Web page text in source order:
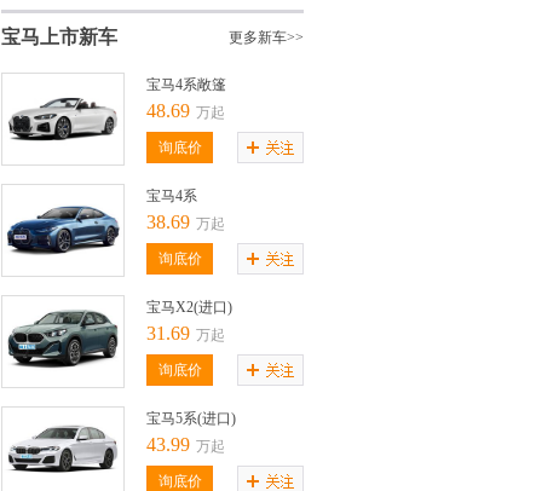
宝马上市新车 更多新车>>
宝马4系敞篷
48.69 万起
询底价
宝马4系
38.69 万起
询底价
宝马X2(进口)
31.69 万起
询底价
宝马5系(进口)
43.99 万起
询底价